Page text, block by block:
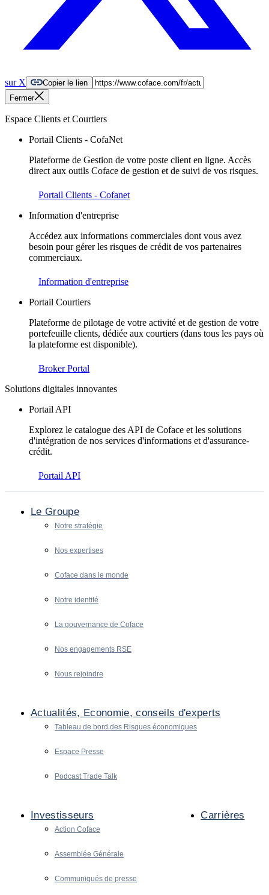
sur X
Copier le lien
Fermer
Espace Clients et Courtiers
Portail Clients - CofaNet
Plateforme de Gestion de votre poste client en ligne. Accès
direct aux outils Coface de gestion et de suivi de vos risques.
Portail Clients - Cofanet
Information d'entreprise
Accédez aux informations commerciales dont vous avez
besoin pour gérer les risques de crédit de vos partenaires
commerciaux.
Information d'entreprise
Portail Courtiers
Plateforme de pilotage de votre activité et de gestion de votre
portefeuille clients, dédiée aux courtiers (dans tous les pays où
la plateforme est disponible).
Broker Portal
Solutions digitales innovantes
Portail API
Explorez le catalogue des API de Coface et les solutions
d'intégration de nos services d'informations et d'assurance-
crédit.
Portail API
Le Groupe
Notre stratégie
Nos expertises
Coface dans le monde
Notre identité
La gouvernance de Coface
Nos engagements RSE
Nous rejoindre
Actualités, Economie, conseils d'experts
Tableau de bord des Risques économiques
Espace Presse
Podcast Trade Talk
Investisseurs
Action Coface
Assemblée Générale
Communiqués de presse
Carrières